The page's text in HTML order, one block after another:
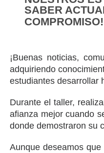
SABER
¡Buenas noticias,
adquiriendo
estudiantes desarrollar
Durante el taller,
afianza mejor cuando
donde demostraron su
Aunque deseamos